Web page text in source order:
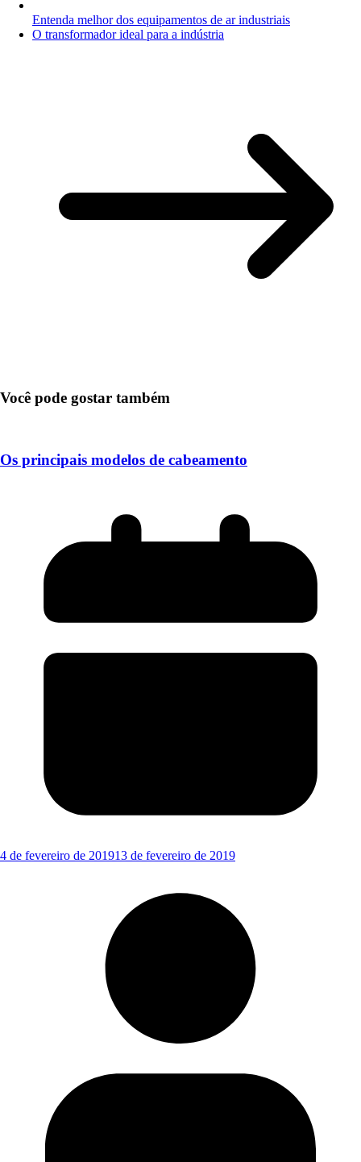
Entenda melhor dos equipamentos de ar industriais
O transformador ideal para a indústria
Você pode gostar também
Os principais modelos de cabeamento
4 de fevereiro de 201913 de fevereiro de 2019